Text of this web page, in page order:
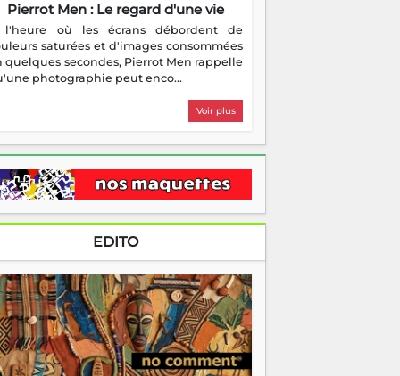
Pierrot Men : Le regard d'une vie
l'heure où les écrans débordent de
saturées et d'images consommées
quelques secondes, Pierrot Men rappelle
photographie peut enco...
Voir plus
EDITO